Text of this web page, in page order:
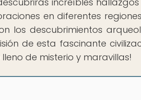
en diferentes
los descubrimientos
de esta fascinante
de misterio y maravillas!